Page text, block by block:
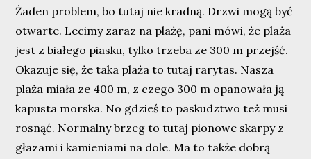
Żaden problem, bo tutaj nie kradną. Drzwi mogą być
otwarte. Lecimy zaraz na plażę, pani mówi, że plaża
jest z białego piasku, tylko trzeba ze 300 m przejść.
Okazuje się, że taka plaża to tutaj rarytas. Nasza
plaża miała ze 400 m, z czego 300 m opanowała ją
kapusta morska. No gdzieś to paskudztwo też musi
rosnąć. Normalny brzeg to tutaj pionowe skarpy z
głazami i kamieniami na dole. Ma to także dobrą